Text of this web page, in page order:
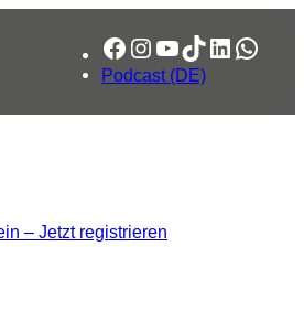
Facebook
Instagram
YouTube
TikTok
LinkedIn
Podcast (DE)
– Jetzt registrieren